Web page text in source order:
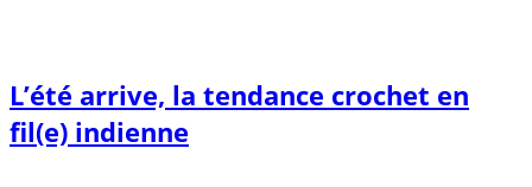
L’été arrive, la tendance crochet en
fil(e) indienne